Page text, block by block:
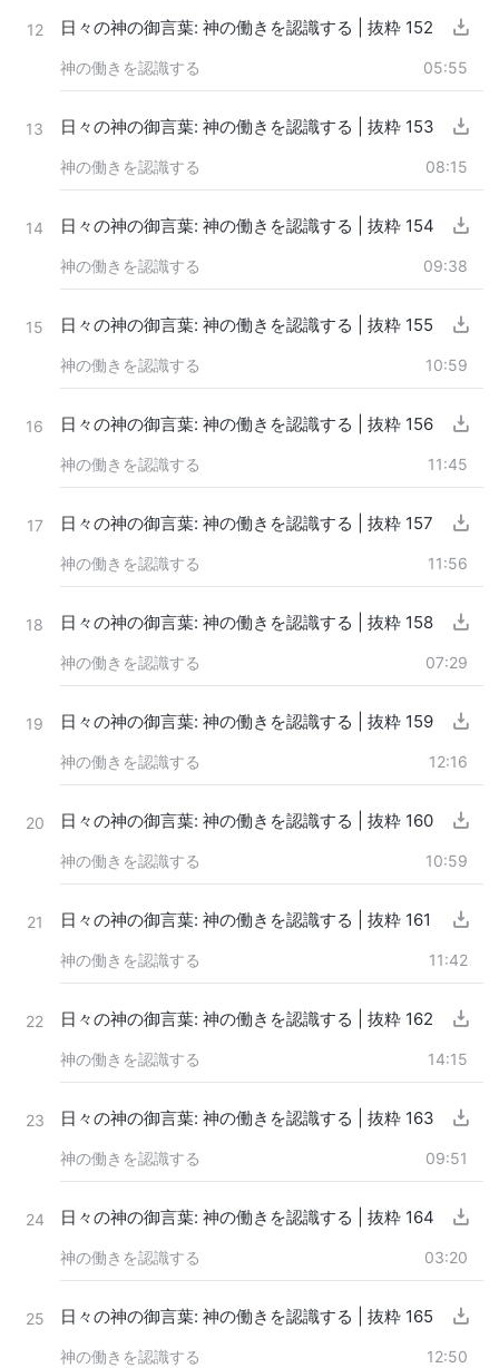
12 日々の神の御言葉: 神の働きを認識する | 抜粋 152
神の働きを認識する 05:55
13 日々の神の御言葉: 神の働きを認識する | 抜粋 153
神の働きを認識する 08:15
14 日々の神の御言葉: 神の働きを認識する | 抜粋 154
神の働きを認識する 09:38
15 日々の神の御言葉: 神の働きを認識する | 抜粋 155
神の働きを認識する 10:59
16 日々の神の御言葉: 神の働きを認識する | 抜粋 156
神の働きを認識する 11:45
17 日々の神の御言葉: 神の働きを認識する | 抜粋 157
神の働きを認識する 11:56
18 日々の神の御言葉: 神の働きを認識する | 抜粋 158
神の働きを認識する 07:29
19 日々の神の御言葉: 神の働きを認識する | 抜粋 159
神の働きを認識する 12:16
20 日々の神の御言葉: 神の働きを認識する | 抜粋 160
神の働きを認識する 10:59
21 日々の神の御言葉: 神の働きを認識する | 抜粋 161
神の働きを認識する 11:42
22 日々の神の御言葉: 神の働きを認識する | 抜粋 162
神の働きを認識する 14:15
23 日々の神の御言葉: 神の働きを認識する | 抜粋 163
神の働きを認識する 09:51
24 日々の神の御言葉: 神の働きを認識する | 抜粋 164
神の働きを認識する 03:20
25 日々の神の御言葉: 神の働きを認識する | 抜粋 165
神の働きを認識する 12:50